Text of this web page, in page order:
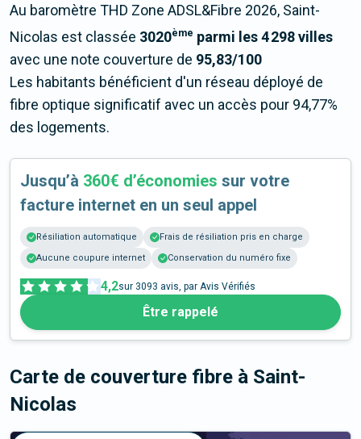
Au baromètre THD Zone ADSL&Fibre 2026, Saint-
Nicolas est classée 3020ème parmi les 4 298 villes
avec une note couverture de 95,83/100
Les habitants bénéficient d'un réseau déployé de
fibre optique significatif avec un accès pour 94,77%
des logements.
Jusqu’à 360€ d’économies sur votre
facture internet en un seul appel
Résiliation automatique
Frais de résiliation pris en charge
Aucune coupure internet
Conservation du numéro fixe
4,2sur 3093 avis, par Avis Vérifiés
Être rappelé
Carte de couverture fibre à Saint-
Nicolas